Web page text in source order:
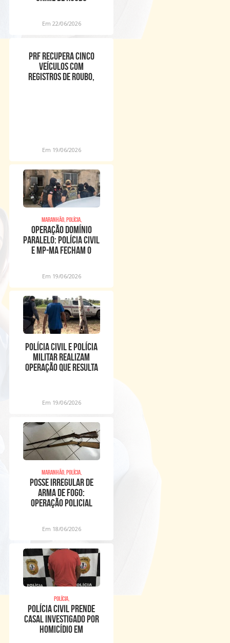
Em 22/06/2026
PRF recupera cinco
veículos com
registros de roubo,
Em 19/06/2026
Maranhão, Polícia,
OPERAÇÃO DOMÍNIO
PARALELO: POLÍCIA CIVIL
E MP-MA FECHAM O
Em 19/06/2026
POLÍCIA CIVIL E POLÍCIA
MILITAR REALIZAM
OPERAÇÃO QUE RESULTA
Em 19/06/2026
Maranhão, Polícia,
POSSE IRREGULAR DE
ARMA DE FOGO:
OPERAÇÃO POLICIAL
Em 18/06/2026
Polícia,
POLÍCIA CIVIL PRENDE
CASAL INVESTIGADO POR
HOMICÍDIO EM